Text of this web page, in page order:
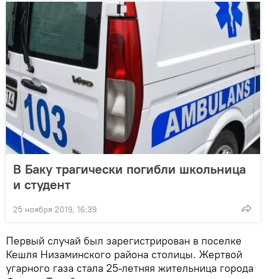
В Баку трагически погибли школьница
и студент
25 ноября 2019, 16:39
Первый случай был зарегистрирован в поселке
Кешля Низаминского района столицы. Жертвой
угарного газа стала 25-летняя жительница города